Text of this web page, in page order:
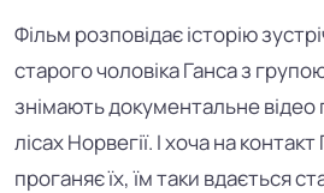
Фільм розповідає історію
старого чоловіка Ганса з
знімають документальне
лісах Норвегії. І хоча на
проганяє їх, їм таки вдається